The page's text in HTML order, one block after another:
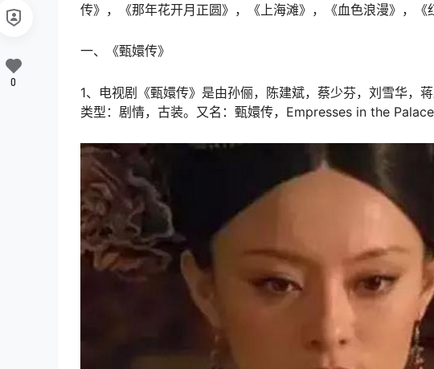
传》，《那年花开月正圆》，《上海滩》，《血色浪漫》，《
一、《甄嬛传》
1、电视剧《甄嬛传》是由孙俪，陈建斌，蔡少芬，刘雪华，
类型：剧情，古装。又名：甄嬛传，Empresses in the Palace
0